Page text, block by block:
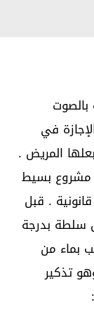
في
المريض .
مشروع بسيط
. قبل
سلطة بدرجة
بماء من
تذكير